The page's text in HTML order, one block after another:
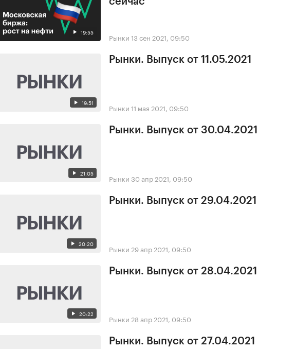
19:55 Рынки 13 сен 2021, 09:50
19:51
Рынки. Выпуск от 11.05.2021
Рынки 11 мая 2021, 09:50
21:05
Рынки. Выпуск от 30.04.2021
Рынки 30 апр 2021, 09:50
20:20
Рынки. Выпуск от 29.04.2021
Рынки 29 апр 2021, 09:50
20:22
Рынки. Выпуск от 28.04.2021
Рынки 28 апр 2021, 09:50
Рынки. Выпуск от 27.04.2021